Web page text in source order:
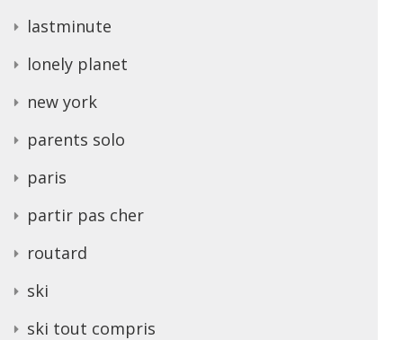
lastminute
lonely planet
new york
parents solo
paris
partir pas cher
routard
ski
ski tout compris